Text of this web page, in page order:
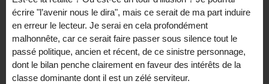
écrire "l’avenir nous le dira", mais ce serait de ma part induire
en erreur le lecteur. Je serai en cela profondément
malhonnête, car ce serait faire passer sous silence tout le
passé politique, ancien et récent, de ce sinistre personnage,
dont le bilan penche clairement en faveur des intérêts de la
classe dominante dont il est un zélé serviteur.